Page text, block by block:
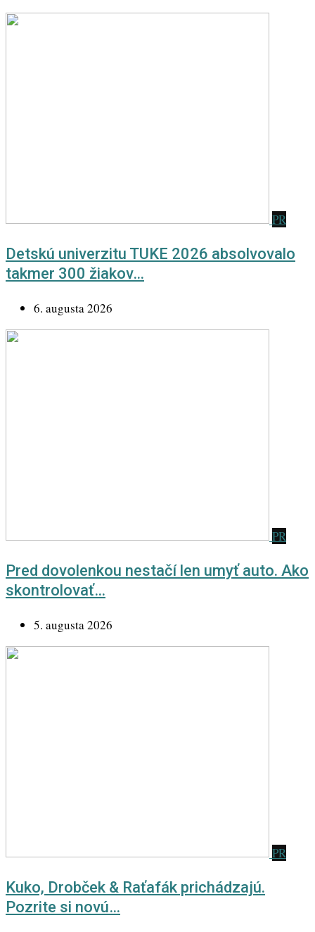
PR
Detskú univerzitu TUKE 2026 absolvovalo
takmer 300 žiakov…
6. augusta 2026
PR
Pred dovolenkou nestačí len umyť auto. Ako
skontrolovať…
5. augusta 2026
PR
Kuko, Drobček & Raťafák prichádzajú.
Pozrite si novú…